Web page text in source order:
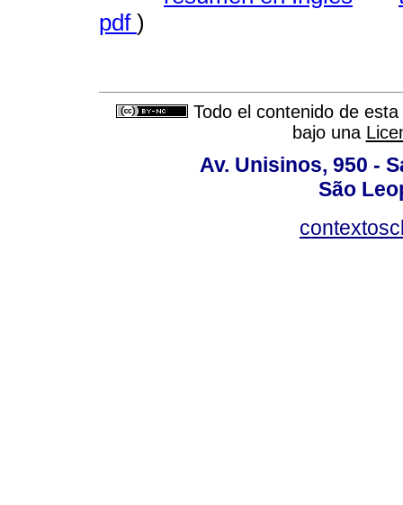
pdf )
Todo el contenido de
bajo una
Av. Unisinos, 950 -
São